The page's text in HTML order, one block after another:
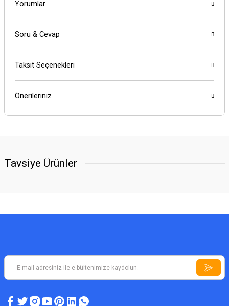
Yorumlar
Soru & Cevap
Taksit Seçenekleri
Önerileriniz
Tavsiye Ürünler